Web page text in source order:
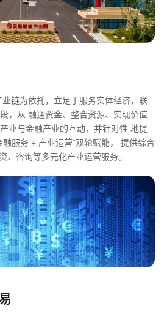
链为依托，立足于服务实体经济，联
，从 融通资金、整合资源、实现价值
业与金融产业的互动，并针对性 地提
服务 + 产业运营”双轮赋能， 提供综合
、咨询等多元化产业运营服务。